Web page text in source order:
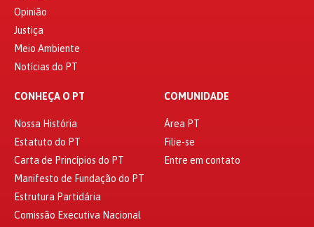
Opinião
Justiça
Meio Ambiente
Notícias do PT
CONHEÇA O PT
Nossa História
Estatuto do PT
Carta de Princípios do PT
Manifesto de Fundação do PT
Estrutura Partidária
Comissão Executiva Nacional
COMUNIDADE
Área PT
Filie-se
Entre em contato